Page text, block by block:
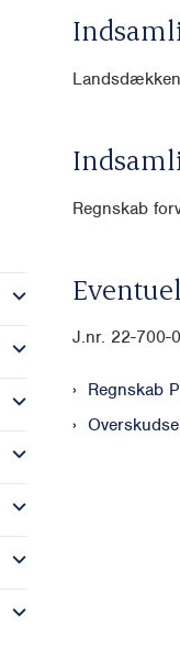
Regnskab
J.nr. 22-700-
Regnskab